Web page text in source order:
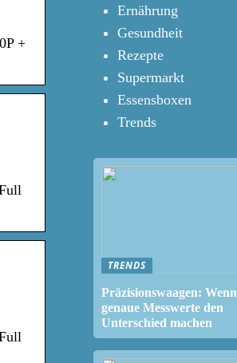
+
Ernährung
Gesundheit
Rezepte
Supermarkt
Essensboxen
Trends
TRENDS
Präzisionswaagen: Wenn
genaue Messwerte den
Unterschied machen